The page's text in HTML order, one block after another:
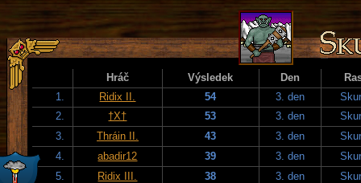
Hráč Výsledek Den
1.
Ridix II. 54 3. den
2.
†X† 53 3. den
3.
Thráin II. 43 3. den
4.
abadir12 39 3. den
5.
Ridix III. 38 3. den